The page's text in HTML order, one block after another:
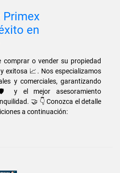
Primex
en
comprar o vender su propiedad
exitosa 📈. Nos especializamos
y comerciales, garantizando
🛡️ y el mejor asesoramiento
🤝 👇 Conozca el detalle
a continuación: